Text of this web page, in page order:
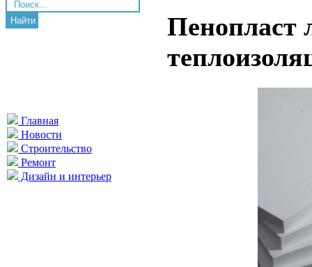
Найти
Главная
Новости
Строительство
Ремонт
Дизайн и интерьер
Пенопласт